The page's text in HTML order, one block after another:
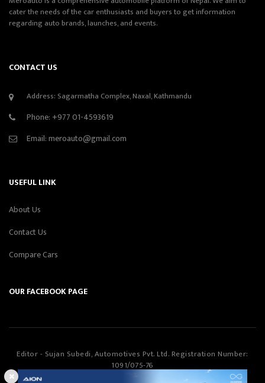
cater the needs of the car enthusiasts and buyers to get information
regarding auto brands, launches, and events.
CONTACT US
Address: Sagarmatha Complex, Naxal, Kathmandu
Phone: +977 01-4593619
Email:meroauto@gmail.com
USEFUL LINK
About Us
Contact Us
Compare Cars
OUR FACEBOOK PAGE
Editor - Sujan Subedi, Automotives Pvt. Ltd. Registration Number:
1091/075-76